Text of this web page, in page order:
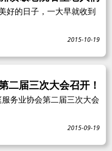
好的日子，一大早就收到
2015-10-19
二届三次大会召开！
务业协会第二届三次大会
2015-09-19